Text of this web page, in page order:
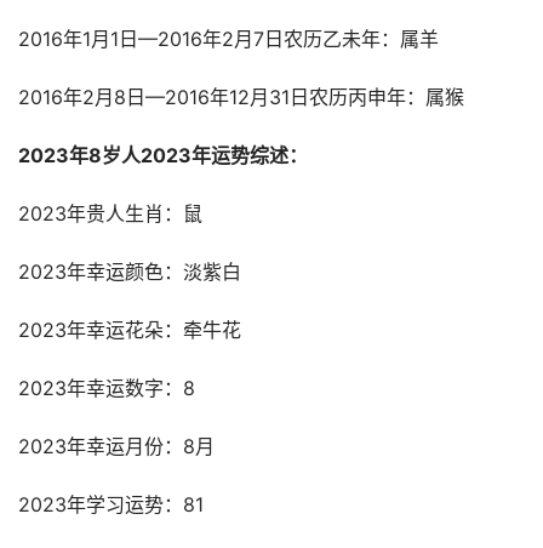
2016年1月1日—2016年2月7日农历乙未年：属羊
2016年2月8日—2016年12月31日农历丙申年：属猴
2023年8岁人2023年运势综述：
2023年贵人生肖：鼠
2023年幸运颜色：淡紫白
2023年幸运花朵：牵牛花
2023年幸运数字：8
2023年幸运月份：8月
2023年学习运势：81